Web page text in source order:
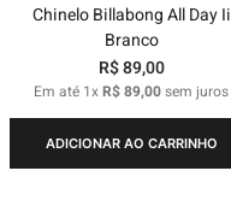
Chinelo Billabong All Day Ii
Branco
R$89,00
Em até 1xR$89,00sem juros
ADICIONAR AO CARRINHO